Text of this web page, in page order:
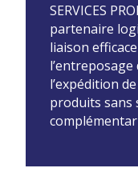
SERVICES
partenaire
liaison
l’expédition
produits sans